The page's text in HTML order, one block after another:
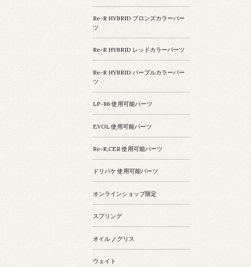
Re-R HYBRID ブロンズカラーパー
ツ
Re-R HYBRID レッドカラーパーツ
Re-R HYBRID パープルカラーパー
ツ
LP-86 使用可能パーツ
EVOL 使用可能パーツ
Re-R,CER 使用可能パーツ
ドリパケ 使用可能パーツ
オンラインショップ限定
スプリング
オイル / グリス
ウェイト